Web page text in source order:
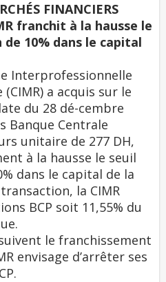
FINANCIERS
franchit à la hausse le
10% dans le capital
Interprofessionnelle
a acquis sur le
du 28 dé-cembre
Banque Centrale
unitaire de 277 DH,
à la hausse le seuil
dans le capital de la
la CIMR
BCP soit 11,55% du
le franchissement
envisage d’arrêter ses